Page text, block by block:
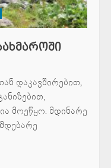
დაკავშირებით,
მოეწყო. მდინარე